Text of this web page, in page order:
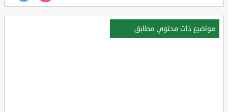
مواضيع ذات محتوي مطابق